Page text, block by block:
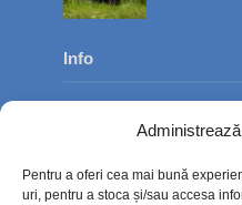
Pentru a oferi cea mai bună
uri, pentru a stoca și/sau accesa
Info
Contact